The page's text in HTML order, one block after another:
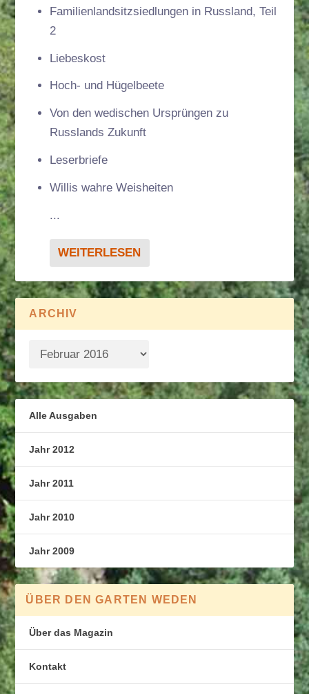
Familienlandsitzsiedlungen in Russland, Teil
2
Liebeskost
Hoch- und Hügelbeete
Von den wedischen Ursprüngen zu
Russlands Zukunft
Leserbriefe
Willis wahre Weisheiten
...
WEITERLESEN
ARCHIV
Alle Ausgaben
Jahr 2012
Jahr 2011
Jahr 2010
Jahr 2009
ÜBER DEN GARTEN WEDEN
Über das Magazin
Kontakt